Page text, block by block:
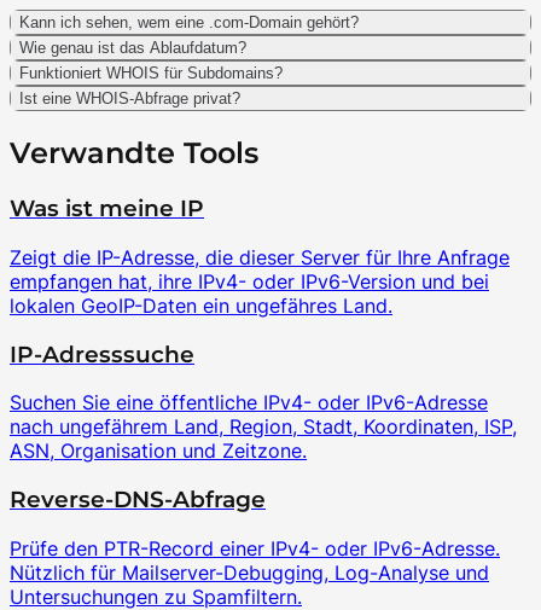
Kann ich sehen, wem eine .com-Domain gehört?
Wie genau ist das Ablaufdatum?
Funktioniert WHOIS für Subdomains?
Ist eine WHOIS-Abfrage privat?
Verwandte Tools
Was ist meine IP
Zeigt die IP-Adresse, die dieser Server für Ihre Anfrage
empfangen hat, ihre IPv4- oder IPv6-Version und bei
lokalen GeoIP-Daten ein ungefähres Land.
IP-Adresssuche
Suchen Sie eine öffentliche IPv4- oder IPv6-Adresse
nach ungefährem Land, Region, Stadt, Koordinaten, ISP,
ASN, Organisation und Zeitzone.
Reverse-DNS-Abfrage
Prüfe den PTR-Record einer IPv4- oder IPv6-Adresse.
Nützlich für Mailserver-Debugging, Log-Analyse und
Untersuchungen zu Spamfiltern.